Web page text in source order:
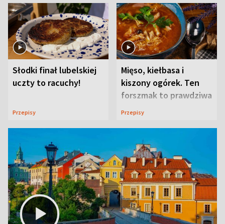
Słodki finał lubelskiej
uczty to racuchy!
Przepisy
Mięso, kiełbasa i
kiszony ogórek. Ten
forszmak to prawdziwa
uczta
Przepisy